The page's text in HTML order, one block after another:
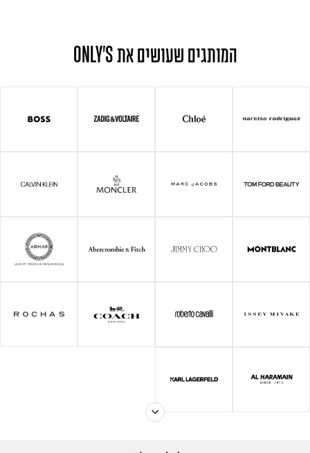
המותגים שעושים את ONLY'S